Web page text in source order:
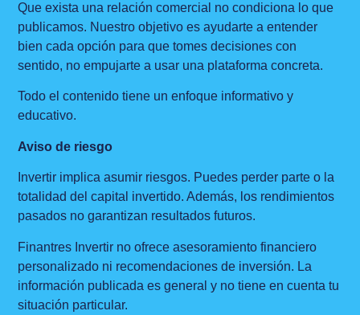
Que exista una relación comercial no condiciona lo que
publicamos. Nuestro objetivo es ayudarte a entender
bien cada opción para que tomes decisiones con
sentido, no empujarte a usar una plataforma concreta.
Todo el contenido tiene un enfoque informativo y
educativo.
Aviso de riesgo
Invertir implica asumir riesgos. Puedes perder parte o la
totalidad del capital invertido. Además, los rendimientos
pasados no garantizan resultados futuros.
Finantres Invertir no ofrece asesoramiento financiero
personalizado ni recomendaciones de inversión. La
información publicada es general y no tiene en cuenta tu
situación particular.